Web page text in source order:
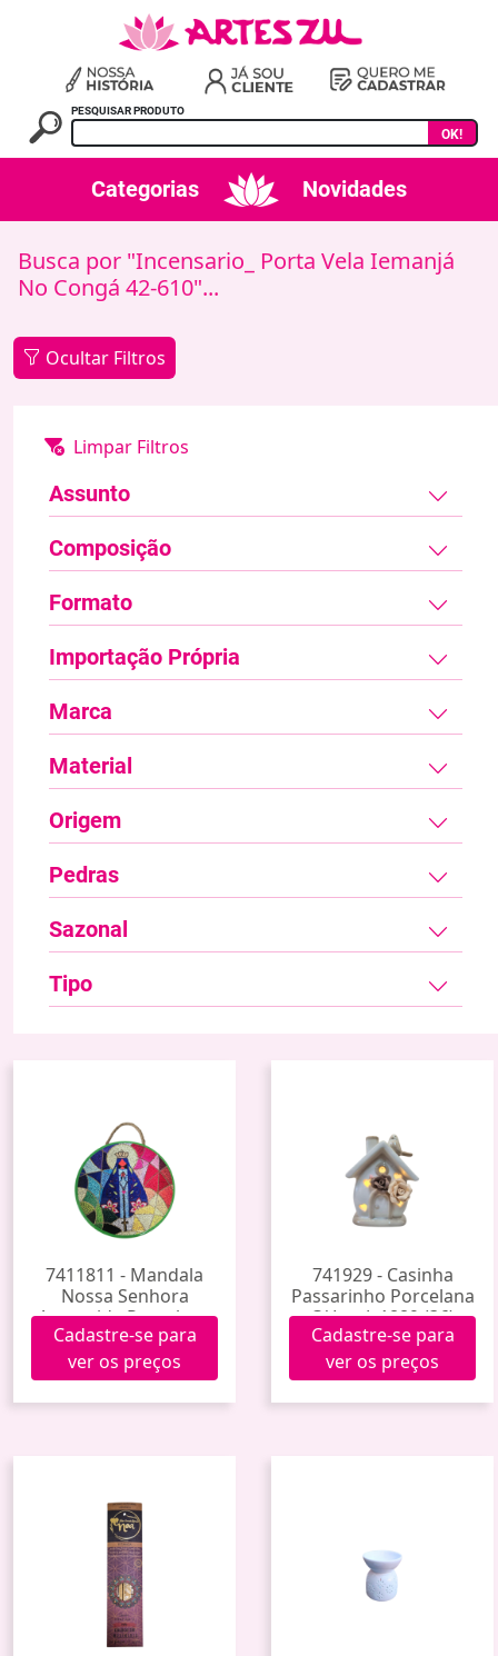
PESQUISAR PRODUTO
OK!
Categorias Novidades
Busca por "Incensario_ Porta Vela Iemanjá
No Congá 42-610"...
Ocultar Filtros
Assunto
Composição
Formato
Importação Própria
Marca
Material
Origem
Pedras
Sazonal
Tipo
7411811 - Mandala
Nossa Senhora
Aparecida Porcelana
Hxgy-018 (60)
Cadastre-se para
ver os preços
741929 - Casinha
Passarinho Porcelana
C/ Luz Jy1889 (36)
Cadastre-se para
ver os preços